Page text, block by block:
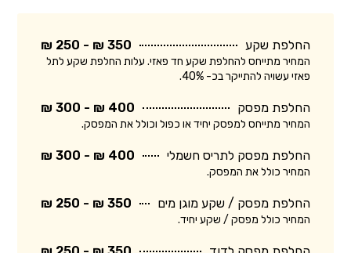
החלפת שקע 350 ₪ - 250 ₪
המחיר מתייחס להחלפת שקע חד פאזי. עלות החלפת שקע לתל
פאזי עשויה להתייקר בכ- 40%.
החלפת מפסק 400 ₪ - 300 ₪
המחיר מתייחס למפסק יחיד או כפול וכולל את המפסק.
החלפת מפסק לתריס חשמלי 400 ₪ - 300 ₪
המחיר כולל את המפסק.
החלפת מפסק / שקע מוגן מים 350 ₪ - 250 ₪
המחיר כולל מפסק / שקע יחיד.